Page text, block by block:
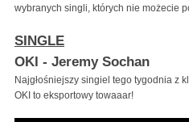
wybranych singli, których nie możecie
SINGLE
OKI - Jeremy Sochan
Najgłośniejszy singiel tego tygodnia z
OKI to eksportowy towaaar!